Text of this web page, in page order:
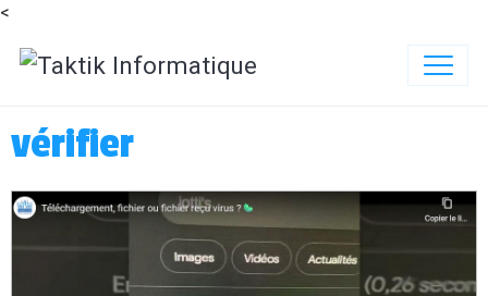
<
vérifier